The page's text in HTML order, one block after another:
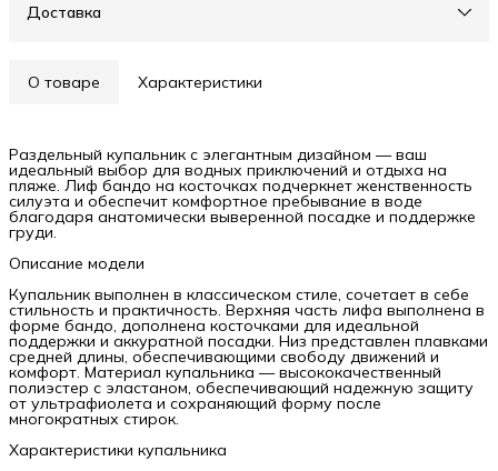
Доставка
О товаре Характеристики
Раздельный купальник с элегантным дизайном — ваш
идеальный выбор для водных приключений и отдыха на
пляже. Лиф бандо на косточках подчеркнет женственность
силуэта и обеспечит комфортное пребывание в воде
благодаря анатомически выверенной посадке и поддержке
груди.
Описание модели
Купальник выполнен в классическом стиле, сочетает в себе
стильность и практичность. Верхняя часть лифа выполнена в
форме бандо, дополнена косточками для идеальной
поддержки и аккуратной посадки. Низ представлен плавками
средней длины, обеспечивающими свободу движений и
комфорт. Материал купальника — высококачественный
полиэстер с эластаном, обеспечивающий надежную защиту
от ультрафиолета и сохраняющий форму после
многократных стирок.
Характеристики купальника